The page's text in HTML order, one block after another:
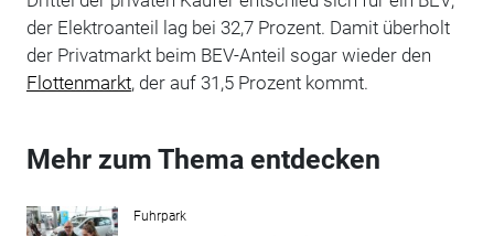
der Elektroanteil lag bei 32,7 Prozent. Damit überholt
der Privatmarkt beim BEV-Anteil sogar wieder den
Flottenmarkt, der auf 31,5 Prozent kommt.
Mehr zum Thema entdecken
Fuhrpark